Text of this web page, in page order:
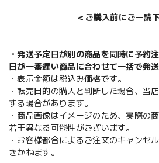
＜ご購入前にご一読
・発送予定日が別の商品を同時に予約
日が一番遅い商品に合わせて一括で発
・表示金額は税込み価格です。
・転売目的の購入と判断した場合、当
する場合があります。
・商品画像はイメージのため、実際の
若干異なる可能性がございます。
・お客様都合によるご注文のキャンセ
きかねます。